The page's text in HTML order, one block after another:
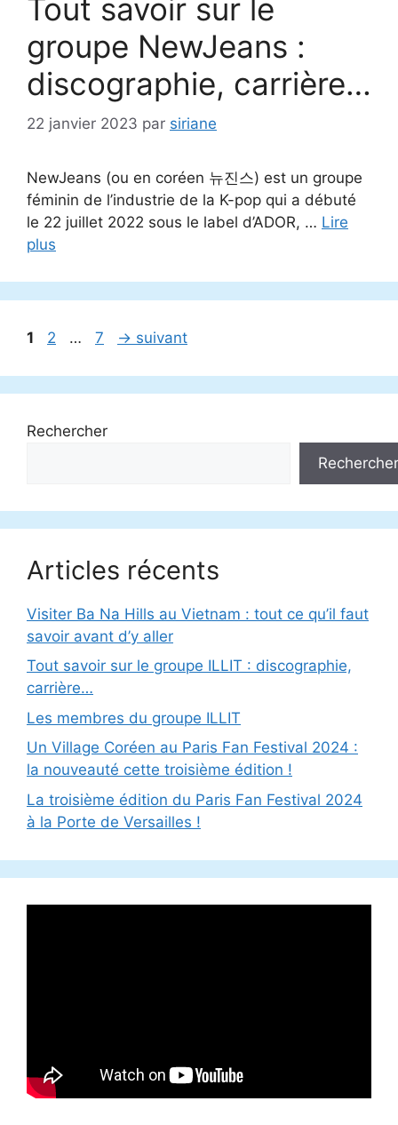
Tout savoir sur le
groupe NewJeans :
discographie, carrière…
22 janvier 2023 par siriane
NewJeans (ou en coréen 뉴진스) est un groupe
féminin de l’industrie de la K-pop qui a débuté
le 22 juillet 2022 sous le label d’ADOR, … Lire
plus
Page
1 Page
2 … Page
7 → suivant
Rechercher
Rechercher
Articles récents
Visiter Ba Na Hills au Vietnam : tout ce qu’il faut
savoir avant d’y aller
Tout savoir sur le groupe ILLIT : discographie,
carrière…
Les membres du groupe ILLIT
Un Village Coréen au Paris Fan Festival 2024 :
la nouveauté cette troisième édition !
La troisième édition du Paris Fan Festival 2024
à la Porte de Versailles !